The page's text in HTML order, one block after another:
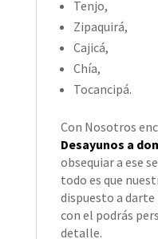
Tenjo,
Zipaquirá,
Cajicá,
Chía,
Tocancipá.
Con Nosotros
Desayunos a
obsequiar a ese
todo es que
dispuesto a
con el podrás
detalle.